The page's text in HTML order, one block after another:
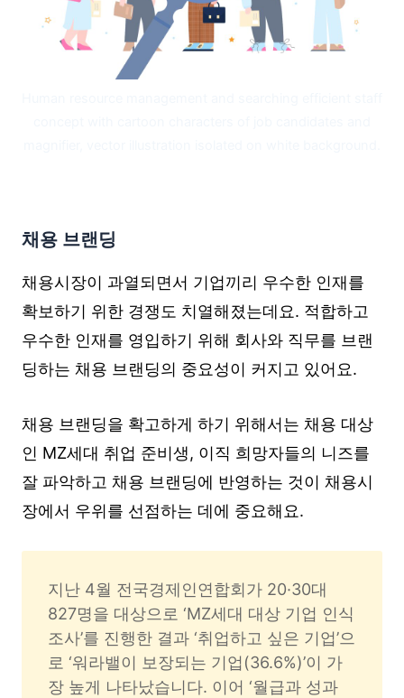
채용 브랜딩
채용시장이 과열되면서 기업끼리 우수한 인재를
확보하기 위한 경쟁도 치열해졌는데요. 적합하고
우수한 인재를 영입하기 위해 회사와 직무를 브랜
딩하는 채용 브랜딩의 중요성이 커지고 있어요.
채용 브랜딩을 확고하게 하기 위해서는 채용 대상
인 MZ세대 취업 준비생, 이직 희망자들의 니즈를
잘 파악하고 채용 브랜딩에 반영하는 것이 채용시
장에서 우위를 선점하는 데에 중요해요.
지난 4월 전국경제인연합회가 20·30대
827명을 대상으로 ‘MZ세대 대상 기업 인식
조사’를 진행한 결과 ‘취업하고 싶은 기업’으
로 ‘워라밸이 보장되는 기업(36.6%)’이 가
장 높게 나타났습니다. 이어 ‘월급과 성과